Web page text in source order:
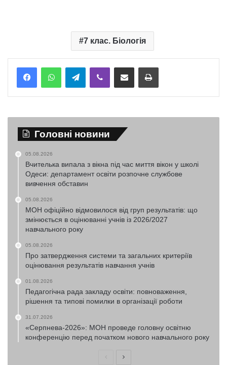
7 клас. Біологія
TelegramViber Надіслати електронною поштоюНадрукувати
Головні новини
05.08.2026
Вчителька випала з вікна під час миття вікон у школі
Одеси: департамент освіти розпочне службове
вивчення обставин
05.08.2026
МОН офіційно відмовилося від груп результатів: що
змінюється в оцінюванні учнів із 2026/2027
навчального року
05.08.2026
Про затвердження системи та загальних критеріїв
оцінювання результатів навчання учнів
01.08.2026
Педагогічна рада закладу освіти: повноваження,
рішення та типові помилки в організації роботи
31.07.2026
«Серпнева-2026»: МОН проведе головну освітню
конференцію перед початком нового навчального року
ПопередняНаступна